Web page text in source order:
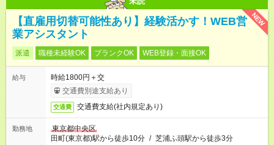
NEW
【直雇用切替可能性あり】経験活かす！WEB営
業アシスタント
派遣 職種未経験OK ブランクOK WEB登録・面接OK
給与
時給1800円＋交
交通費別途支給あり
交通費 交通費支給(社内規定あり)
勤務地
東京都中央区
田町(東京都)駅から徒歩10分 / 芝浦ふ頭駅から徒歩3分